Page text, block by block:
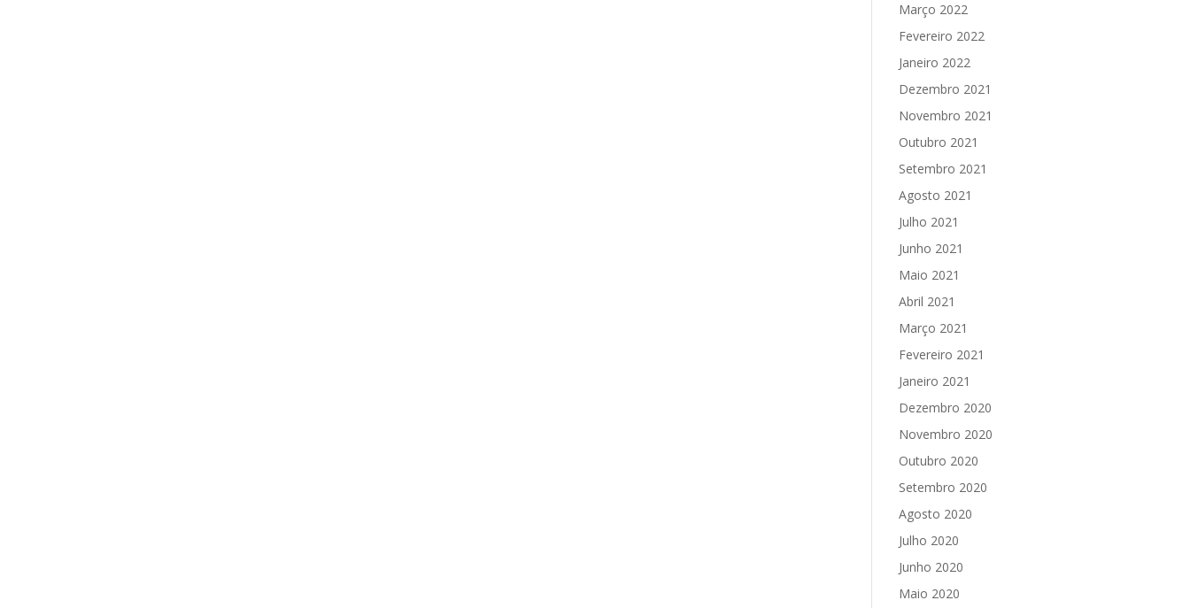
Março 2022
Fevereiro 2022
Janeiro 2022
Dezembro 2021
Novembro 2021
Outubro 2021
Setembro 2021
Agosto 2021
Julho 2021
Junho 2021
Maio 2021
Abril 2021
Março 2021
Fevereiro 2021
Janeiro 2021
Dezembro 2020
Novembro 2020
Outubro 2020
Setembro 2020
Agosto 2020
Julho 2020
Junho 2020
Maio 2020